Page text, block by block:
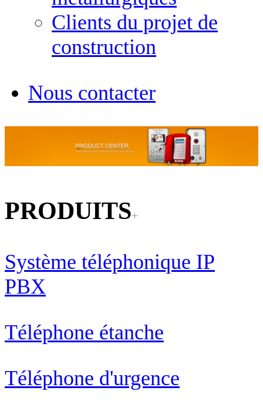
Clients du projet de
construction
Nous contacter
PRODUITS
Système téléphonique IP
PBX
Téléphone étanche
Téléphone d'urgence